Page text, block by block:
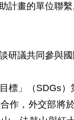
計畫的單位聯繫
研議共同參與
標」（SDGs
作，外交部將